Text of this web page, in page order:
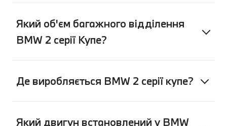
Який об'єм багажного відділення
BMW 2 серії Купе?
Де виробляється BMW 2 серії купе?
Який двигун встановлений у BMW